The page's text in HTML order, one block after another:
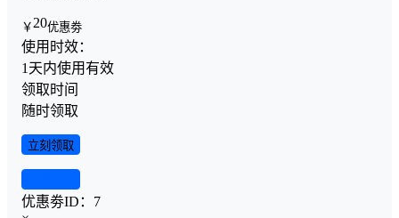
￥ 20优惠劵
使用时效：
1天内使用有效
领取时间
随时领取
立刻领取
优惠劵ID： 7